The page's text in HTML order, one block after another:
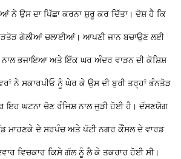
ਨੇ ਉਸ ਦਾ ਪਿੱਛਾ ਕਰਨਾ ਸ਼ੁਰੂ ਕਰ ਦਿੱਤਾ। ਦੋਸ਼ ਹੈ ਕਿ
ਗੋਲੀਆਂ ਚਲਾਈਆਂ। ਆਪਣੀ ਜਾਨ ਬਚਾਉਣ ਲਈ
ਨਾਲ ਭਜਾਇਆ ਅਤੇ ਇੱਕ ਘਰ ਅੰਦਰ ਵਾੜਨ ਦੀ ਕੋਸ਼ਿਸ਼
ਨੇ ਸਕਾਰਪੀਓ ਨੂੰ ਘੇਰ ਕੇ ਉਸ ਦੀ ਬੁਰੀ ਤਰ੍ਹਾਂ ਭੰਨਤੋੜ
ਇਹ ਘਟਨਾ ਚੋਣ ਰੰਜਿਸ਼ ਨਾਲ ਜੁੜੀ ਹੋਈ ਹੈ। ਦੱਸਣਯੋਗ
ਮਾਹਣਕੇ ਦੇ ਸਰਪੰਚ ਅਤੇ ਪੱਟੀ ਨਗਰ ਕੌਂਸਲ ਦੇ ਵਾਰਡ
ਵਿਚਕਾਰ ਕਿਸੇ ਗੱਲ ਨੂੰ ਲੈ ਕੇ ਤਕਰਾਰ ਹੋਈ ਸੀ।